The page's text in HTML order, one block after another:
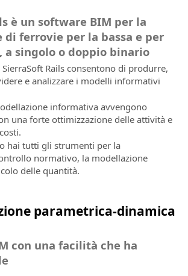
è un software BIM per la
di ferrovie per la bassa e per
singolo o doppio binario
Rails consentono di produrre,
e analizzare i modelli informativi
informativa avvengono
una forte ottimizzazione delle attività e
hai tutti gli strumenti per la
normativo, la modellazione
delle quantità.
parametrica-dinamica
con una facilità che ha